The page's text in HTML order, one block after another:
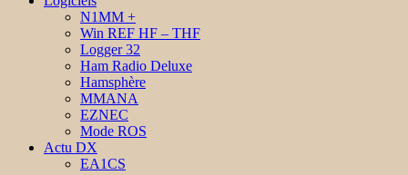
N1MM +
Win REF HF – THF
Logger 32
Ham Radio Deluxe
Hamsphère
MMANA
EZNEC
Mode ROS
Actu DX
EA1CS